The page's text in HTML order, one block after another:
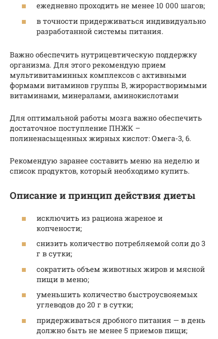
ежедневно проходить не менее 10 000 шагов;
в точности придерживаться индивидуально
разработанной системы питания.
Важно обеспечить нутрицевтическую поддержку
организма. Для этого рекомендую прием
мультивитаминных комплексов с активными
формами витаминов группы В, жирорастворимыми
витаминами, минералами, аминокислотами
Для оптимальной работы мозга важно обеспечить
достаточное поступление ПНЖК –
полиненасыщенных жирных кислот: Омега-3, 6.
Рекомендую заранее составить меню на неделю и
список продуктов, который необходимо купить.
Описание и принцип действия диеты
исключить из рациона жареное и
копчености;
снизить количество потребляемой соли до 3
г в сутки;
сократить объем животных жиров и мясной
пищи в меню;
уменьшить количество быстроусвояемых
углеводов до 20 г в сутки;
придерживаться дробного питания — в день
должно быть не менее 5 приемов пищи;